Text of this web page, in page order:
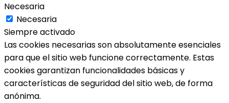
Necesaria
Necesaria
Siempre activado
Las cookies necesarias son absolutamente esenciales
para que el sitio web funcione correctamente. Estas
cookies garantizan funcionalidades básicas y
características de seguridad del sitio web, de forma
anónima.